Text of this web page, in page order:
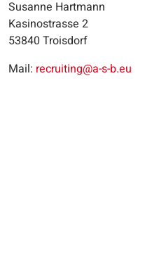
Susanne Hartmann
Kasinostrasse 2
53840 Troisdorf
Mail: recruiting@a-s-b.eu